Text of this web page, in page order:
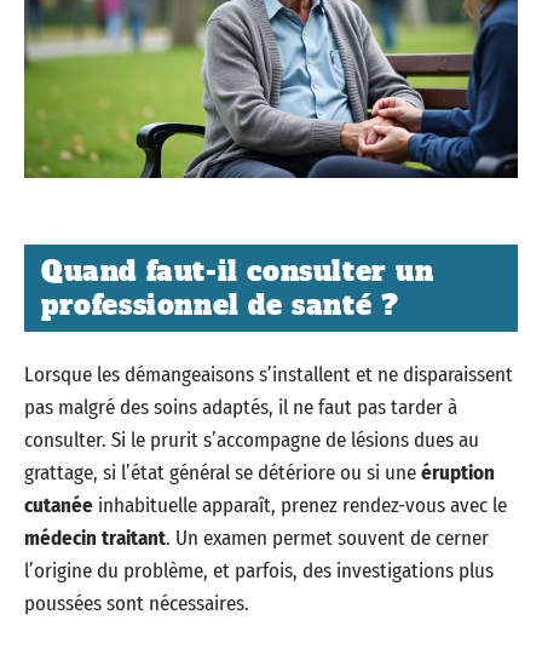
Quand faut-il consulter un
professionnel de santé ?
Lorsque les démangeaisons s’installent et ne disparaissent
pas malgré des soins adaptés, il ne faut pas tarder à
consulter. Si le prurit s’accompagne de lésions dues au
grattage, si l’état général se détériore ou si uneéruption
cutanée inhabituelle apparaît, prenez rendez-vous avec le
médecin traitant. Un examen permet souvent de cerner
l’origine du problème, et parfois, des investigations plus
poussées sont nécessaires.